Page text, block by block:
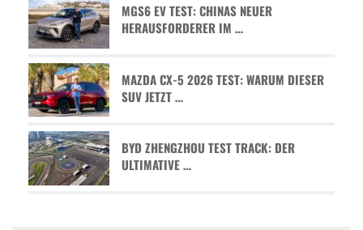
MGS6 EV TEST: CHINAS NEUER
HERAUSFORDERER IM …
MAZDA CX-5 2026 TEST: WARUM DIESER
SUV JETZT …
BYD ZHENGZHOU TEST TRACK: DER
ULTIMATIVE …